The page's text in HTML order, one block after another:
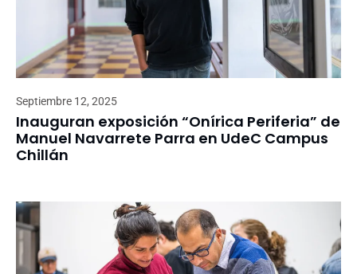
Septiembre 12, 2025
Inauguran exposición “Onírica Periferia” de
Manuel Navarrete Parra en UdeC Campus
Chillán